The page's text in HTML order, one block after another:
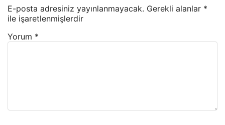
E-posta adresiniz yayınlanmayacak. Gerekli alanlar *
ile işaretlenmişlerdir
Yorum *